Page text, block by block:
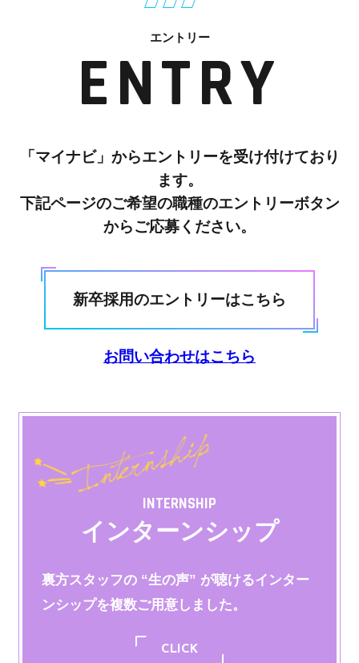
エントリー
ENTRY
「マイナビ」からエントリーを受け付けており
ます。
下記ページのご希望の職種のエントリーボタン
からご応募ください。
新卒採用のエントリーはこちら
お問い合わせはこちら
INTERNSHIP
インターンシップ
裏方スタッフの “生の声” が聴けるインター
ンシップを複数ご用意しました。
CLICK